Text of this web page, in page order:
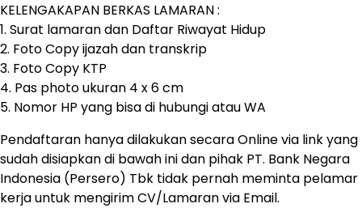
KELENGAKAPAN BERKAS LAMARAN :
1. Surat lamaran dan Daftar Riwayat Hidup
2. Foto Copy ijazah dan transkrip
3. Foto Copy KTP
4. Pas photo ukuran 4 x 6 cm
5. Nomor HP yang bisa di hubungi atau WA
Pendaftaran hanya dilakukan secara Online via link yang
sudah disiapkan di bawah ini dan pihak PT. Bank Negara
Indonesia (Persero) Tbk tidak pernah meminta pelamar
kerja untuk mengirim CV/Lamaran via Email.